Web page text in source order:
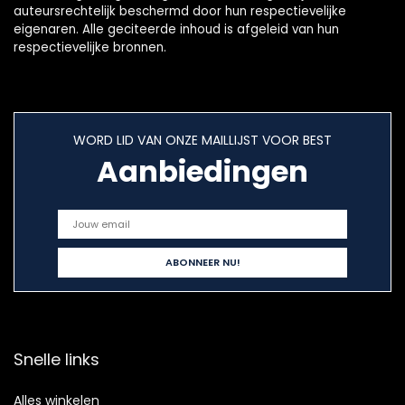
auteursrechtelijk beschermd door hun respectievelijke
eigenaren. Alle geciteerde inhoud is afgeleid van hun
respectievelijke bronnen.
WORD LID VAN ONZE MAILLIJST VOOR BEST
Aanbiedingen
Snelle links
Alles winkelen